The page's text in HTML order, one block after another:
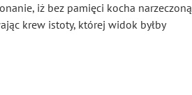
iż bez pamięci kocha narzeczoną
krew istoty, której widok byłby